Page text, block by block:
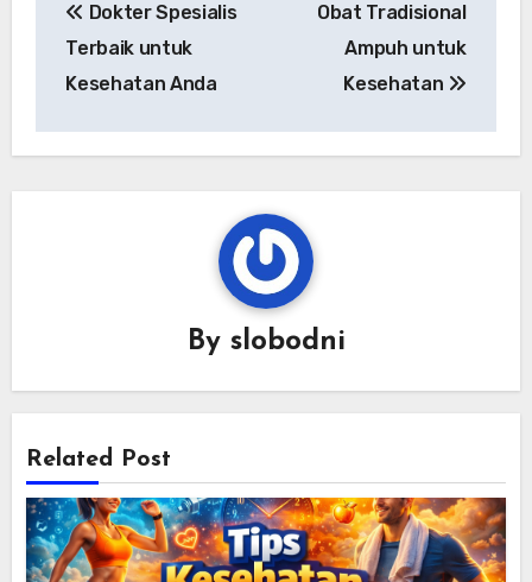
pos
Dokter Spesialis
Terbaik untuk
Kesehatan Anda
Obat Tradisional
Ampuh untuk
Kesehatan
By slobodni
Related Post